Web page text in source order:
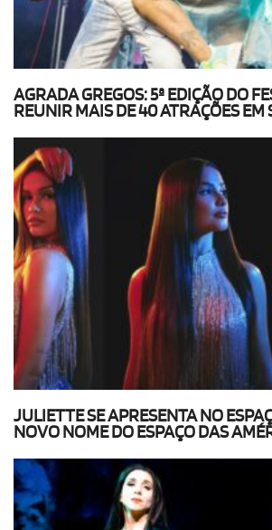
AGRADA GREGOS: 5ª EDIÇÃO DO
REUNIR MAIS DE 40 ATRAÇÕES EM
JULIETTE SE APRESENTA NO
NOVO NOME DO ESPAÇO DAS